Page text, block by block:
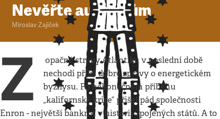
Nevěřte auditorům
Miroslav Zajíček
Z
opačné strany Atlantiku v poslední době
nechodí příliš dobré zprávy o energetickém
byznysu. Po nekonečném příběhu
„kalifornské krize“ přišel pád společnosti
Enron - největší bankrot v historii Spojených států. A to